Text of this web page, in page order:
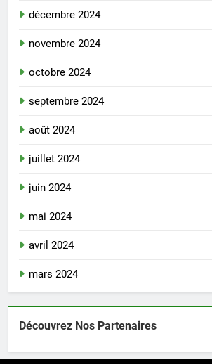
décembre 2024
novembre 2024
octobre 2024
septembre 2024
août 2024
juillet 2024
juin 2024
mai 2024
avril 2024
mars 2024
Découvrez Nos Partenaires